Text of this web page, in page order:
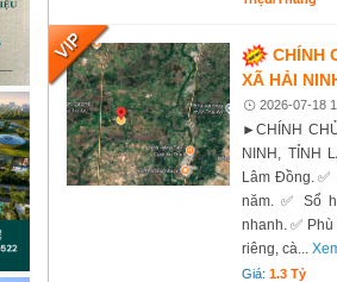
CHÍNH
XÃ HẢI
2026-07-18
►CHÍNH
NINH, TỈNH
Lâm Đồng. ✅
năm. ✅ Sổ
nhanh. ✅
riêng, cà...
Giá:1.3 Tỷ